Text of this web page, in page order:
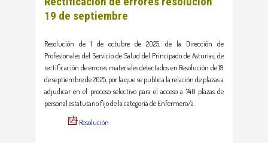
19 de septiembre
Resolución de 1 de octubre de 2025, de la Dirección de
Profesionales del Servicio de Salud del Principado de Asturias, de
rectificación de errores materiales detectados en Resolución de 19
de septiembre de 2025, por la que se publica la relación de plazas a
adjudicar en el proceso selectivo para el acceso a 740 plazas de
personal estatutario fijo de la categoría de Enfermero/a.
Resolución